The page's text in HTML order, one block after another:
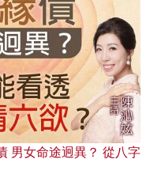
男女命途迥異？ 從八字